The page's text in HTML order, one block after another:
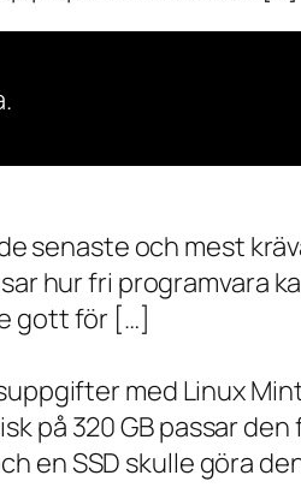
senaste och mest
hur fri programvara
gott för […]
med Linux Mint
på 320 GB passar
en SSD skulle göra